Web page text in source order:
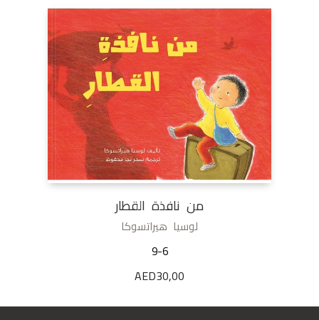
من نافذة القطار
لوسيا هيراتسوكا
9-6
AED30,00